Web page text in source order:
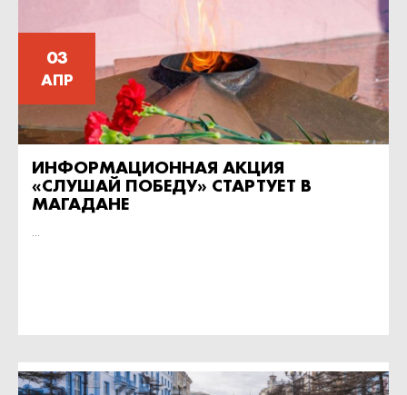
03
АПР
ИНФОРМАЦИОННАЯ АКЦИЯ
«СЛУШАЙ ПОБЕДУ» СТАРТУЕТ В
МАГАДАНЕ
...